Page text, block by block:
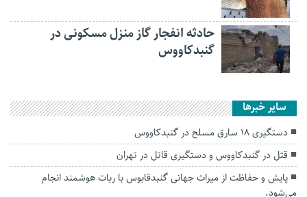
حادثه انفجار گاز منزل مسکونی در
گنبدکاووس
سایر خبرها
دستگیری ۱۸ سارق مسلح در گنبدکاووس
قتل در گنبدکاووس و دستگیری قاتل در تهران
پایش و حفاظت از میراث جهانی گنبدقابوس با ربات هوشمند انجام
می‌شود.